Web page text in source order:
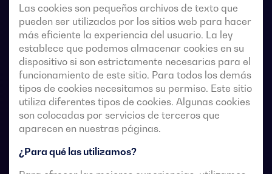
Las cookies son pequeños archivos de texto que
pueden ser utilizados por los sitios web para hacer
más eficiente la experiencia del usuario. La ley
establece que podemos almacenar cookies en su
dispositivo si son estrictamente necesarias para el
funcionamiento de este sitio. Para todos los demás
tipos de cookies necesitamos su permiso. Este sitio
utiliza diferentes tipos de cookies. Algunas cookies
son colocadas por servicios de terceros que
aparecen en nuestras páginas.
¿Para qué las utilizamos?
Están diseñados para usarse en sistemas de
alimentación de baja tensión donde es aceptable una
breve interrupción de la alimentación de la carga
durante la transferencia.
Fichas técnicas de las conmutaciones